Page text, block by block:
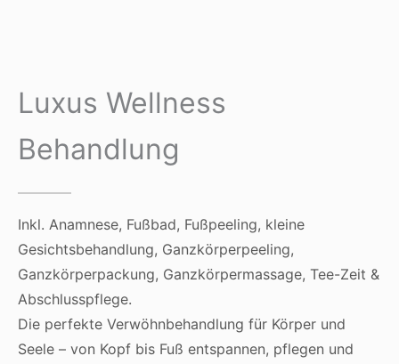
Luxus Wellness
Behandlung
Inkl. Anamnese, Fußbad, Fußpeeling, kleine
Gesichtsbehandlung, Ganzkörperpeeling,
Ganzkörperpackung, Ganzkörpermassage, Tee-Zeit &
Abschlusspflege.
Die perfekte Verwöhnbehandlung für Körper und
Seele – von Kopf bis Fuß entspannen, pflegen und